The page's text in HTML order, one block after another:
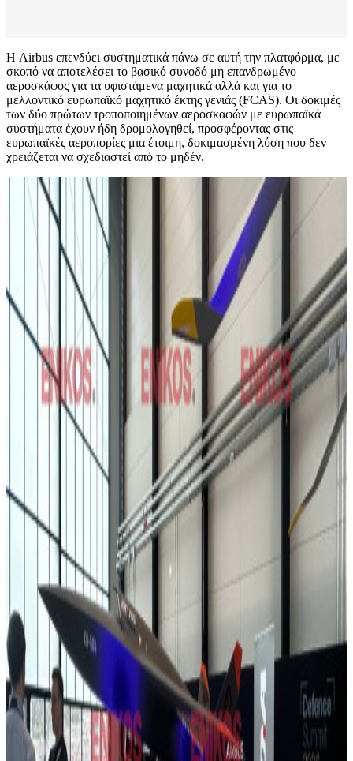
Η Airbus επενδύει συστηματικά πάνω σε αυτή την πλατφόρμα, με
σκοπό να αποτελέσει το βασικό συνοδό μη επανδρωμένο
αεροσκάφος για τα υφιστάμενα μαχητικά αλλά και για το
μελλοντικό ευρωπαϊκό μαχητικό έκτης γενιάς (FCAS). Οι δοκιμές
των δύο πρώτων τροποποιημένων αεροσκαφών με ευρωπαϊκά
συστήματα έχουν ήδη δρομολογηθεί, προσφέροντας στις
ευρωπαϊκές αεροπορίες μια έτοιμη, δοκιμασμένη λύση που δεν
χρειάζεται να σχεδιαστεί από το μηδέν.